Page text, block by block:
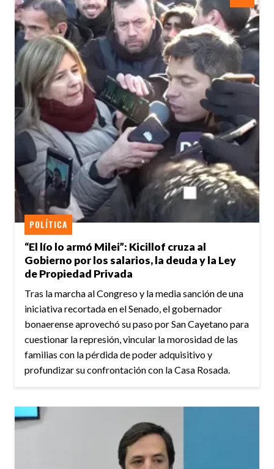
“El lío lo armó Milei”: Kicillof cruza al
Gobierno por los salarios, la deuda y la Ley
de Propiedad Privada
POLÍTICA
Tras la marcha al Congreso y la media sanción de una
iniciativa recortada en el Senado, el gobernador
bonaerense aprovechó su paso por San Cayetano para
cuestionar la represión, vincular la morosidad de las
familias con la pérdida de poder adquisitivo y
profundizar su confrontación con la Casa Rosada.